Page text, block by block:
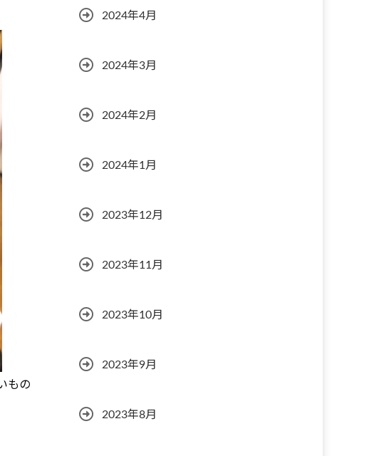
もの
2024年4月
2024年3月
2024年2月
2024年1月
2023年12月
2023年11月
2023年10月
2023年9月
2023年8月